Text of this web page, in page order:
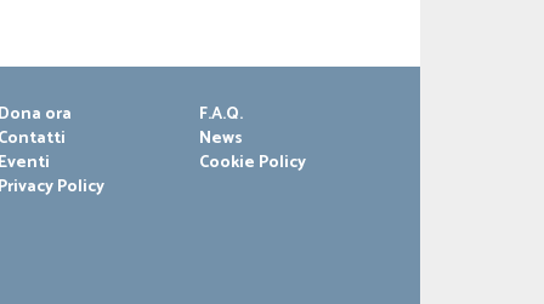
Dona ora
F.A.Q.
Contatti
News
Eventi
Cookie Policy
Privacy Policy